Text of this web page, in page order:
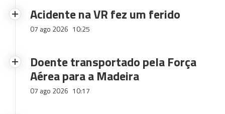
Acidente na VR fez um ferido
07 ago 2026 10:25
Doente transportado pela Força
Aérea para a Madeira
07 ago 2026 10:17